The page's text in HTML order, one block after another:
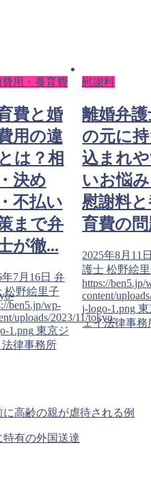
用・養育費
費と婚
用の違
は？相
決め
不払い
まで弁
が徹...
年7月16日 弁
松野絵里子
ben5.jp/wp-
uploads/2023/11/tokyo-
1.png 東京ジ
法律事務所
慰謝料
離婚弁
の元に
込まれ
いお悩
慰謝料
育費の
2025年8月11
護士 松野絵
https://ben5.jp/
content/
j-logo-1.png
ェイ法律事務
高齢の親が虐待される例
有の外国送達